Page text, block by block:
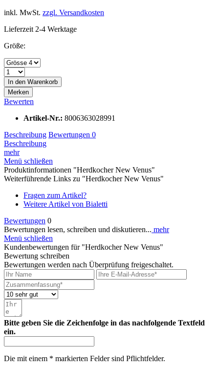
inkl. MwSt. zzgl. Versandkosten
Lieferzeit 2-4 Werktage
Größe:
In den Warenkorb
Merken
Bewerten
Artikel-Nr.: 8006363028991
Beschreibung Bewertungen 0
Beschreibung
mehr
Menü schließen
Produktinformationen "Herdkocher New Venus"
Weiterführende Links zu "Herdkocher New Venus"
Fragen zum Artikel?
Weitere Artikel von Bialetti
Bewertungen 0
Bewertungen lesen, schreiben und diskutieren... mehr
Menü schließen
Kundenbewertungen für "Herdkocher New Venus"
Bewertung schreiben
Bewertungen werden nach Überprüfung freigeschaltet.
Bitte geben Sie die Zeichenfolge in das nachfolgende Textfeld
ein.
Die mit einem * markierten Felder sind Pflichtfelder.